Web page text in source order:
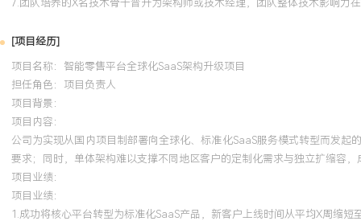
2024-09 -2025-12 岗湾培训中心 AWS
能运维监控等核心方案。通过架构优化与精细化成本管理，在支撑
云基础设施TCO（总拥有成本）降低了XXX%，并输出了多篇高阅读
章。
7.团队培养的X名技术骨干晋升为架构师或技术经理，团队整体技术影响力
[项目经历]
项目名称：智能零售平台全球化SaaS架构升级项目
担任角色： 项目负责人
项目背景：
项目内容：
公司为实现从国内项目制部署向全球化、标准化SaaS服务模式转型而发
要求；同时，单体架构难以支撑不同地区客户的定制化需求与独立扩缩容
项目业绩：
项目业绩：
1.成功将核心平台转型为标准化SaaS产品，新客户上线时间从平均X周缩